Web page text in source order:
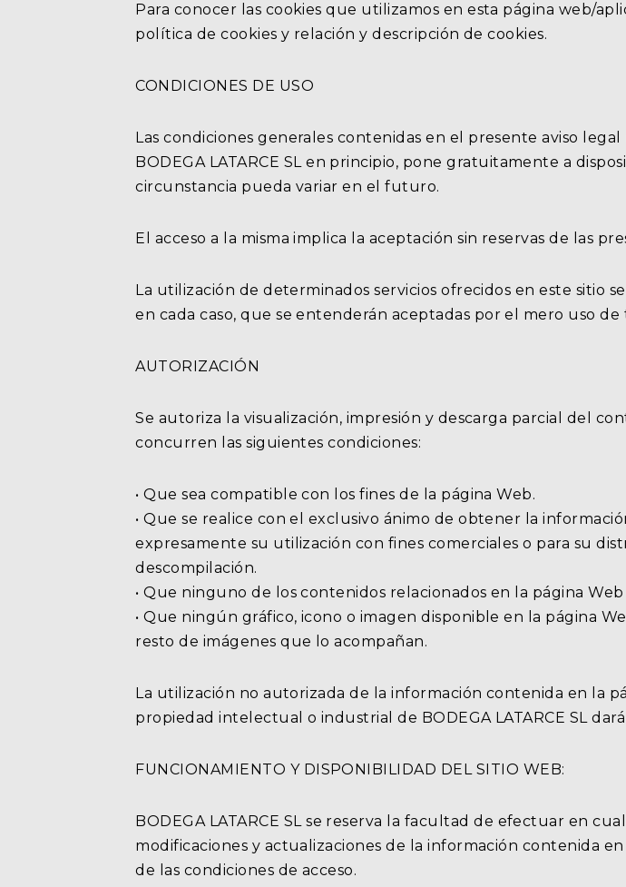
Para conocer las cookies que utilizamos en esta página web/
política de cookies y relación y descripción de cookies.
CONDICIONES DE USO
Las condiciones generales contenidas en el presente aviso
BODEGA LATARCE SL en principio, pone gratuitamente a
circunstancia pueda variar en el futuro.
El acceso a la misma implica la aceptación sin reservas de las
La utilización de determinados servicios ofrecidos en este sitio
en cada caso, que se entenderán aceptadas por el mero uso de
AUTORIZACIÓN
Se autoriza la visualización, impresión y descarga parcial del
concurren las siguientes condiciones:
• Que sea compatible con los fines de la página Web.
• Que se realice con el exclusivo ánimo de obtener la
expresamente su utilización con fines comerciales o para su
descompilación.
• Que ninguno de los contenidos relacionados en la página
• Que ningún gráfico, icono o imagen disponible en la página
resto de imágenes que lo acompañan.
La utilización no autorizada de la información contenida en la
propiedad intelectual o industrial de BODEGA LATARCE SL
FUNCIONAMIENTO Y DISPONIBILIDAD DEL SITIO WEB:
BODEGA LATARCE SL se reserva la facultad de efectuar en
modificaciones y actualizaciones de la información contenida
de las condiciones de acceso.